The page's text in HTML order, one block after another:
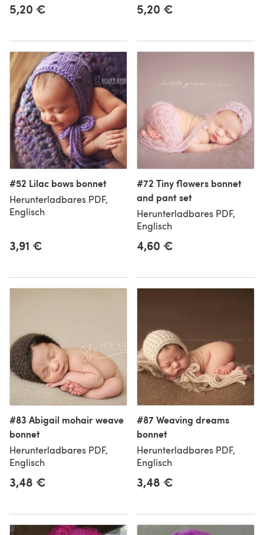
5,20 € 5,20 €
#52 Lilac bows bonnet
Herunterladbares PDF,
Englisch
3,91 €
#72 Tiny flowers bonnet
and pant set
Herunterladbares PDF,
Englisch
4,60 €
#83 Abigail mohair weave
bonnet
Herunterladbares PDF,
Englisch
3,48 €
#87 Weaving dreams
bonnet
Herunterladbares PDF,
Englisch
3,48 €